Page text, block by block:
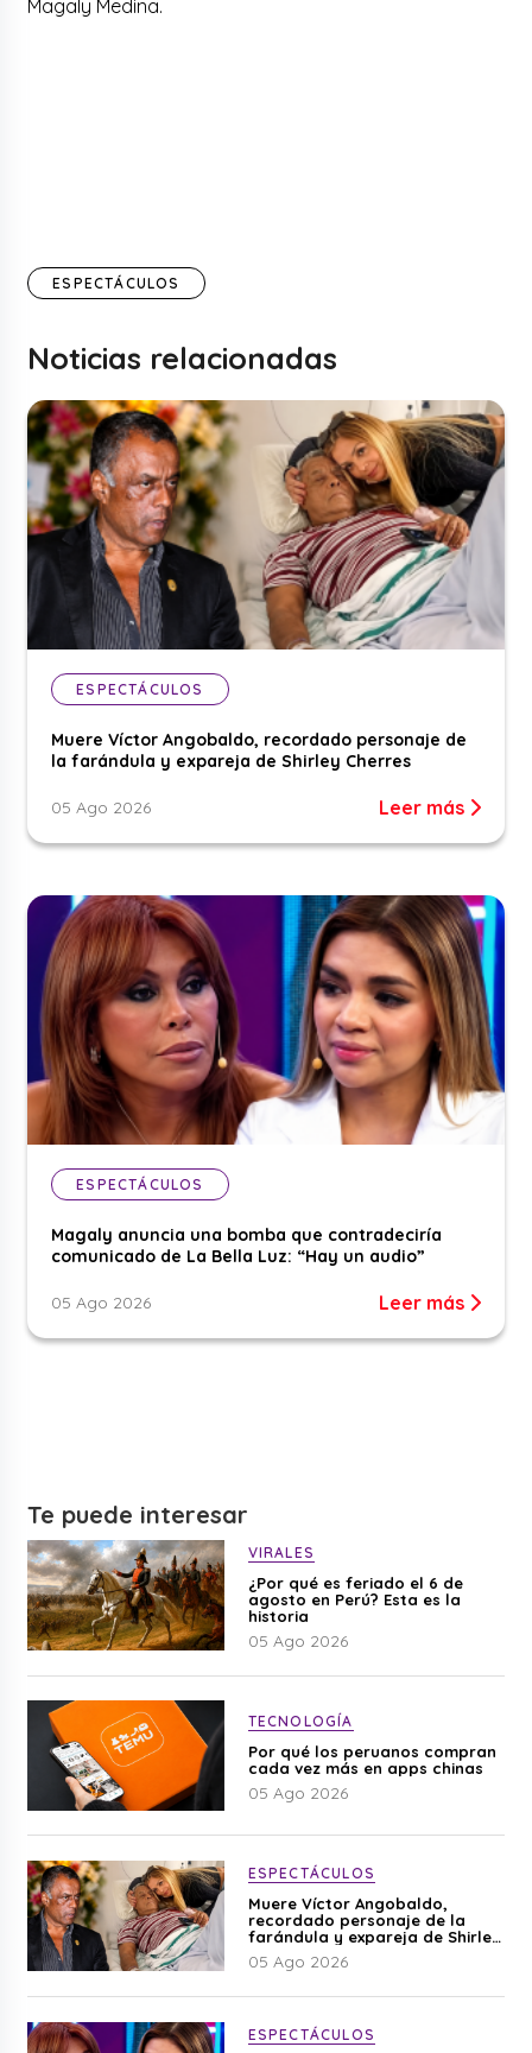
Magaly Medina.
ESPECTÁCULOS
Noticias relacionadas
ESPECTÁCULOS
Muere Víctor Angobaldo, recordado personaje de
la farándula y expareja de Shirley Cherres
05 Ago 2026 Leer más
ESPECTÁCULOS
Magaly anuncia una bomba que contradeciría
comunicado de La Bella Luz: “Hay un audio”
05 Ago 2026 Leer más
Te puede interesar
VIRALES
¿Por qué es feriado el 6 de
agosto en Perú? Esta es la
historia
05 Ago 2026
TECNOLOGÍA
Por qué los peruanos compran
cada vez más en apps chinas
05 Ago 2026
ESPECTÁCULOS
Muere Víctor Angobaldo,
recordado personaje de la
farándula y expareja de Shirley
Cherres
05 Ago 2026
ESPECTÁCULOS